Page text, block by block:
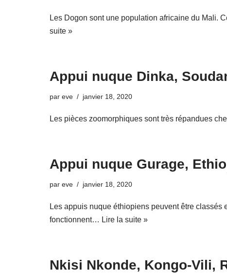
Les Dogon sont une population africaine du Mali.
suite »
Appui nuque Dinka,
par eve janvier 18, 2020
Les pièces zoomorphiques sont très répandues
Appui nuque Gurage,
par eve janvier 18, 2020
Les appuis nuque éthiopiens peuvent être
fonctionnent… Lire la suite »
Nkisi Nkonde, Kongo-Vili,